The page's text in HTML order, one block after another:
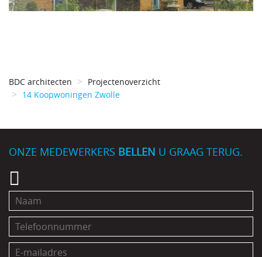
BDC architecten
Projectenoverzicht
14 Koopwoningen Zwolle
ONZE MEDEWERKERS BELLEN U GRAAG TERUG.